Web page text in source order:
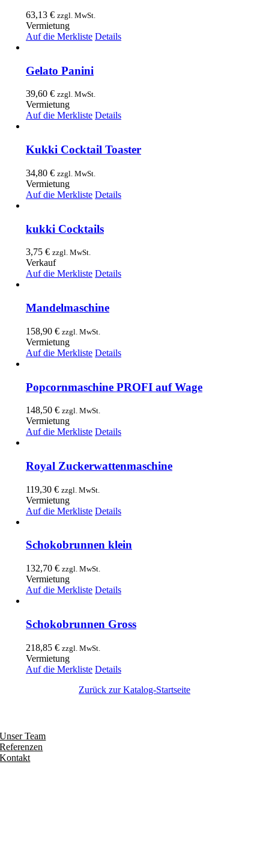
63,13 € zzgl. MwSt.
Vermietung
Auf die Merkliste Details
Gelato Panini
39,60 € zzgl. MwSt.
Vermietung
Auf die Merkliste Details
Kukki Cocktail Toaster
34,80 € zzgl. MwSt.
Vermietung
Auf die Merkliste Details
kukki Cocktails
3,75 € zzgl. MwSt.
Verkauf
Auf die Merkliste Details
Mandelmaschine
158,90 € zzgl. MwSt.
Vermietung
Auf die Merkliste Details
Popcornmaschine PROFI auf Wage
148,50 € zzgl. MwSt.
Vermietung
Auf die Merkliste Details
Royal Zuckerwattenmaschine
119,30 € zzgl. MwSt.
Vermietung
Auf die Merkliste Details
Schokobrunnen klein
132,70 € zzgl. MwSt.
Vermietung
Auf die Merkliste Details
Schokobrunnen Gross
218,85 € zzgl. MwSt.
Vermietung
Auf die Merkliste Details
Zurück zur Katalog-Startseite
Unser Team
Referenzen
Kontakt